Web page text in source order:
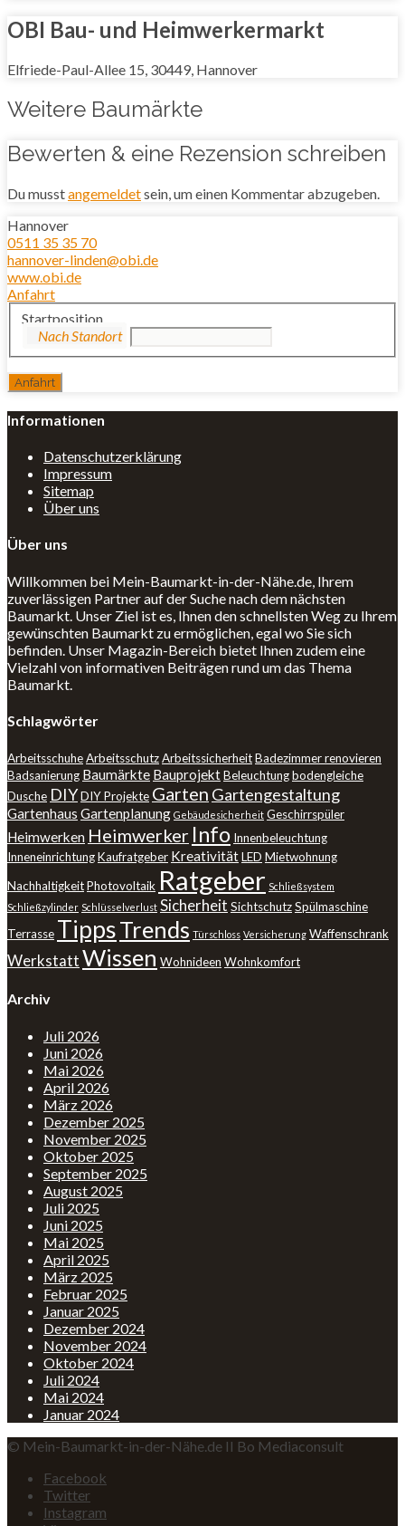
OBI Bau- und Heimwerkermarkt
Elfriede-Paul-Allee 15, 30449, Hannover
Weitere Baumärkte
Bewerten & eine Rezension schreiben
Du musstangemeldetsein, um einen Kommentar abzugeben.
Hannover
0511 35 35 70
hannover-linden@obi.de
www.obi.de
Anfahrt
Startposition
Informationen
Datenschutzerklärung
Impressum
Sitemap
Über uns
Über uns
Willkommen bei Mein-Baumarkt-in-der-Nähe.de, Ihrem
zuverlässigen Partner auf der Suche nach dem nächsten
Baumarkt. Unser Ziel ist es, Ihnen den schnellsten Weg zu Ihrem
gewünschten Baumarkt zu ermöglichen, egal wo Sie sich
befinden. Unser Magazin-Bereich bietet Ihnen zudem eine
Vielzahl von informativen Beiträgen rund um das Thema
Baumarkt.
Schlagwörter
ArbeitsschuheArbeitsschutzArbeitssicherheitBadezimmer renovieren
Badsanierung Baumärkte BauprojektBeleuchtungbodengleiche
Dusche DIYDIY Projekte Garten Gartengestaltung
Gartenhaus Gartenplanung Gebäudesicherheit Geschirrspüler
Heimwerken Heimwerker Info Innenbeleuchtung
InneneinrichtungKaufratgeber KreativitätLED Mietwohnung
NachhaltigkeitPhotovoltaik Ratgeber Schließsystem
Schließzylinder Schlüsselverlust Sicherheit SichtschutzSpülmaschine
Terrasse TippsTrends Türschloss Versicherung Waffenschrank
WerkstattWissen Wohnideen Wohnkomfort
Archiv
Juli 2026
Juni 2026
Mai 2026
April 2026
März 2026
Dezember 2025
November 2025
Oktober 2025
September 2025
August 2025
Juli 2025
Juni 2025
Mai 2025
April 2025
März 2025
Februar 2025
Januar 2025
Dezember 2024
November 2024
Oktober 2024
Juli 2024
Mai 2024
Januar 2024
© Mein-Baumarkt-in-der-Nähe.de II Bo Mediaconsult
Facebook
Twitter
Instagram